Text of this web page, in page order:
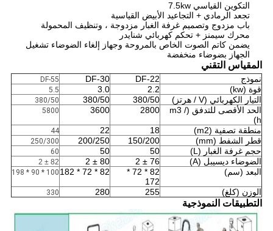
التكوين القياسي 7.5kw
تجعد الرمادي + التجاعيد الأبيض القياسية
باب مزدوج وتصميم غرفة الغبار مزدوجة ، وتنظيف المحمولة
محرك سيمنز + تحكم كهربائي شنايدر
يضمن كاتم الصوت الخاص بالمروحة وجهاز إلغاء الضوضاء تشغيل
الجهاز بضوضاء منخفضة
المقياس التقني
نموذج DF-22
DF-30
DF-55
قوة (kw) 2.2
3.0
5.5
التيار الكهربائي (V / هرتز) 380/50
380/50
380/50
الحد الأقصى للتدفق (m3 /
h)
2800
3600
5800
منطقة تصفية (m2) 18
22
44
قطر الشفط (mm) 150/200
200/250
250/300
حجم غرفة الغبار (L) 50
50
60
الضوضاء ديسيبل (A) 76 ± 2
80 ± 2
82 ± 2
البعد (سم)
82 * 72 *
172
82 * 72 * 182
100 * 90 * 198
الوزن (كلغ) 255
280
330
التطبيقات النموذجية